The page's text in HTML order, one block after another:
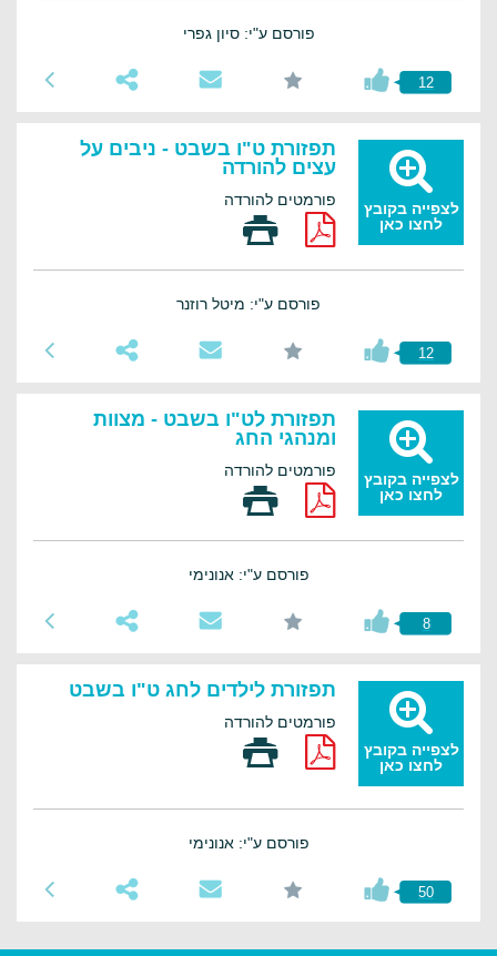
פורסם ע"י: סיון גפרי
12
לצפייה בקובץ
לחצו כאן
תפזורת ט"ו בשבט - ניבים על
עצים להורדה
פורמטים להורדה
פורסם ע"י: מיטל רוזנר
12
לצפייה בקובץ
לחצו כאן
תפזורת לט"ו בשבט - מצוות
ומנהגי החג
פורמטים להורדה
פורסם ע"י: אנונימי
8
לצפייה בקובץ
לחצו כאן
תפזורת לילדים לחג ט"ו בשבט
פורמטים להורדה
פורסם ע"י: אנונימי
50